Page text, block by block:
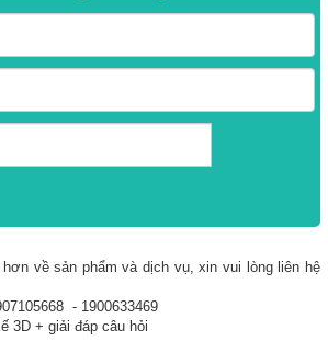
về sản phẩm và dịch vụ, xin vui lòng liên hệ
- 1900633469
3D + giải đáp câu hỏi